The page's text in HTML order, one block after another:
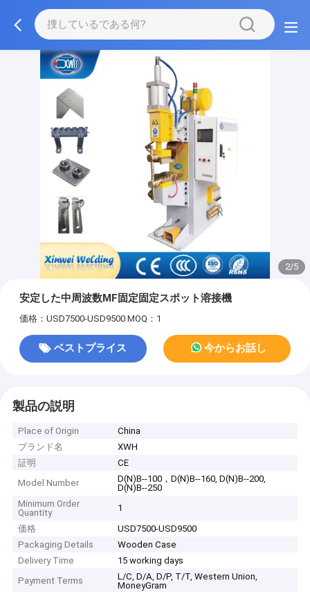
2/5
安定した中周波数MF固定固定スポット溶接機
価格：USD7500-USD9500 MOQ：1
ベストプライス 今からお話し
製品の説明
Place of Origin
China
ブランド名
XWH
証明
CE
Model Number
D(N)B--100，D(N)B--160, D(N)B--200,
D(N)B--250
Minimum Order
Quantity
1
価格
USD7500-USD9500
Packaging Details
Wooden Case
Delivery Time
15 working days
Payment Terms
L/C, D/A, D/P, T/T, Western Union,
MoneyGram